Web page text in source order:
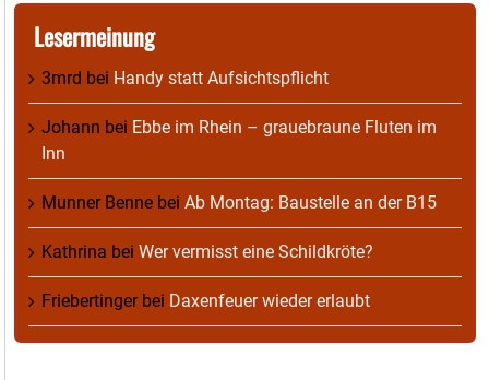
Lesermeinung
3mrd bei Handy statt Aufsichtspflicht
Johann bei Ebbe im Rhein – grauebraune Fluten im
Inn
Munner Benne bei Ab Montag: Baustelle an der B15
Kathrina bei Wer vermisst eine Schildkröte?
Friebertingerbei Daxenfeuer wieder erlaubt